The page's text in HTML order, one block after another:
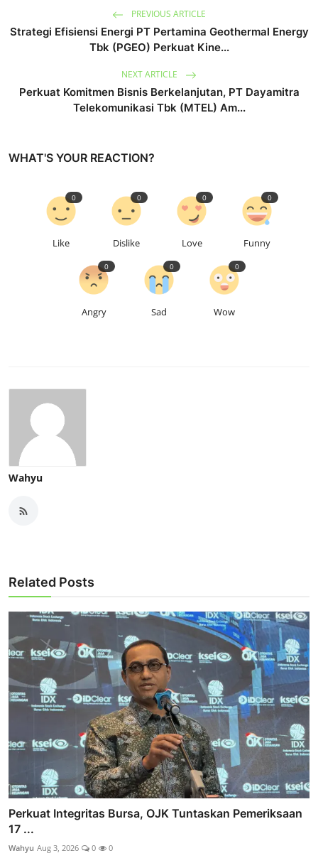
PREVIOUS ARTICLE
Strategi Efisiensi Energi PT Pertamina Geothermal Energy
Tbk (PGEO) Perkuat Kine...
NEXT ARTICLE
Perkuat Komitmen Bisnis Berkelanjutan, PT Dayamitra
Telekomunikasi Tbk (MTEL) Am...
WHAT'S YOUR REACTION?
Like
0
Dislike
0
Love
0
Funny
0
Angry
0
Sad
0
Wow
0
Wahyu
Related Posts
Perkuat Integritas Bursa, OJK Tuntaskan Pemeriksaan
17 ...
Wahyu Aug 3, 2026 0 0